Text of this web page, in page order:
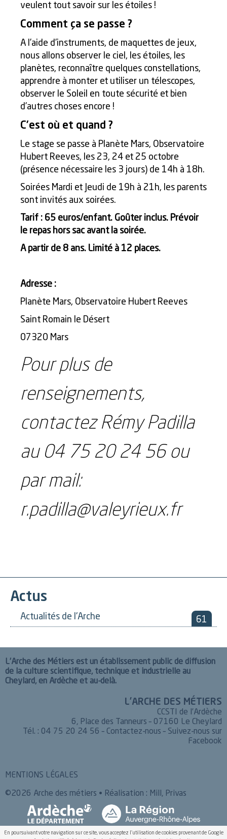
En poursuivant votre navigation sur ce site, vous acceptez l'utilisation de cookies provenant de Google
veulent tout savoir sur les étoiles !
Comment ça se passe ?
A l’aide d’instruments, de maquettes de jeux,
nous allons observer le ciel, les étoiles, les
planètes, reconnaître quelques constellations,
apprendre à monter et utiliser un télescopes,
observer le Soleil en toute sécurité et bien
d’autres choses encore !
C’est où et quand ?
Le stage se passe à Planète Mars, Observatoire
Hubert Reeves, les 23, 24 et 25 octobre
(présence nécessaire les 3 jours) de 14h à 18h.
Soirées Mardi et Jeudi de 19h à 21h, les parents
sont invités aux soirées.
Tarif : 65 euros/enfant. Goûter inclus. Prévoir
le repas hors sac avant la soirée.
A partir de 8 ans. Limité à 12 places.
Adresse :
Planète Mars, Observatoire Hubert Reeves
Saint Romain le Désert
07320 Mars
Pour plus de
renseignements,
contactez Rémy Padilla
au 04 75 20 24 56 ou
par mail:
r.padilla@valeyrieux.fr
Actus
Actualités de l'Arche 61
L’Arche des Métiers est un établissement public de diffusion
de la culture scientifique, technique et industrielle au
Cheylard, en Ardèche et au-delà.
L’ARCHE DES MÉTIERS
CCSTI de l’Ardèche
6, Place des Tanneurs – 07160 Le Cheylard
Tél. : 04 75 20 24 56 – Contactez-nous – Suivez-nous sur
Facebook
MENTIONS LÉGALES
©2026 Arche des métiers • Réalisation : Mill, Privas